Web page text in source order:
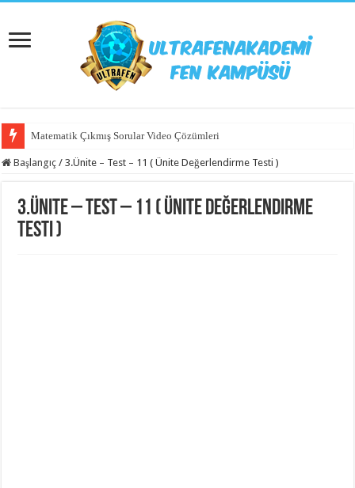
Matematik Çıkmış Sorular Video Çözümleri
Başlangıç / 3.Ünite – Test – 11 ( Ünite Değerlendirme Testi )
3.Ünite – Test – 11 ( Ünite Değerlendirme
Testi )